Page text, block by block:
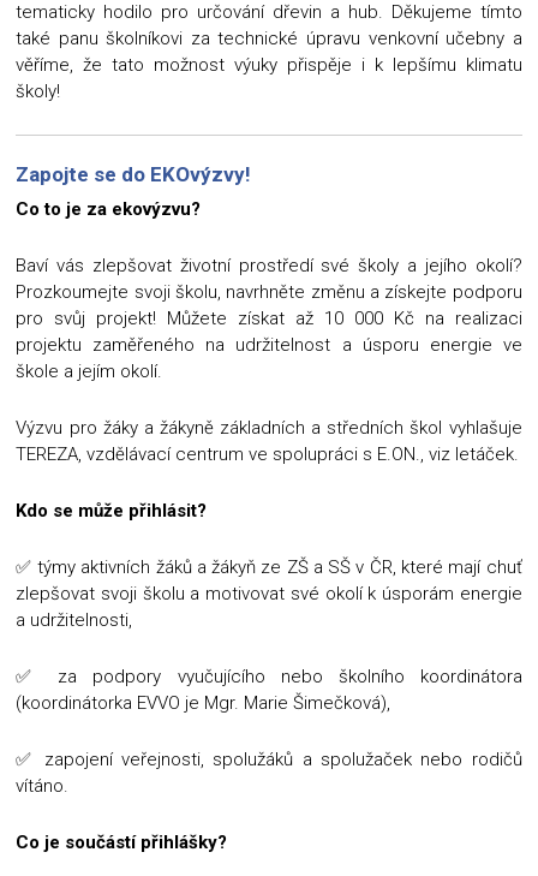
tematicky hodilo pro určování dřevin a hub. Děkujeme tímto
také panu školníkovi za technické úpravu venkovní učebny a
věříme, že tato možnost výuky přispěje i k lepšímu klimatu
školy!
Zapojte se do EKOvýzvy!
Co to je za ekovýzvu?
Baví vás zlepšovat životní prostředí své školy a jejího okolí?
Prozkoumejte svoji školu, navrhněte změnu a získejte podporu
pro svůj projekt! Můžete získat až 10 000 Kč na realizaci
projektu zaměřeného na udržitelnost a úsporu energie ve
škole a jejím okolí.
Výzvu pro žáky a žákyně základních a středních škol vyhlašuje
TEREZA, vzdělávací centrum ve spolupráci s E.ON., viz letáček.
Kdo se může přihlásit?
✅ týmy aktivních žáků a žákyň ze ZŠ a SŠ v ČR, které mají chuť
zlepšovat svoji školu a motivovat své okolí k úsporám energie
a udržitelnosti,
✅ za podpory vyučujícího nebo školního koordinátora
(koordinátorka EVVO je Mgr. Marie Šimečková),
✅ zapojení veřejnosti, spolužáků a spolužaček nebo rodičů
vítáno.
Co je součástí přihlášky?